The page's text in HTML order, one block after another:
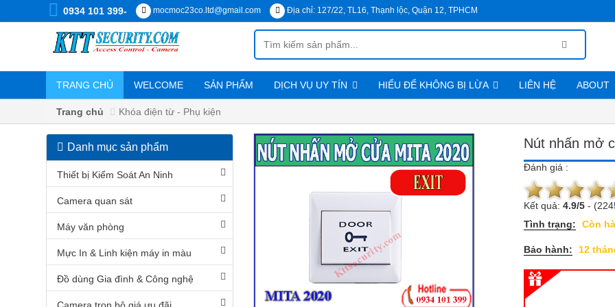
0934 101 399- mocmoc23co.ltd@gmail.com Địa chỉ: 127/22, TL16, Thạnh lộc, Quận 12, TPHCM
TRANG CHỦ WELCOME SẢN PHẨM DỊCH VỤ UY TÍN HIỂU ĐỂ KHÔNG BỊ LỪA LIÊN HỆ ABOUT
Trang chủ Khóa điện từ - Phụ kiện
DANH
Soát
Ninh
Danh mục sản phẩm
Thiết bị Kiểm Soát An Ninh
Camera quan sát
Máy văn phòng
Mực In & Linh kiện máy in màu
Đồ dùng Gia đình & Công nghệ
Nút nhấn mở
Đánh giá :
Kết quả: 4.9/5 -
Tình trạng:
Còn
Bảo hành: 12